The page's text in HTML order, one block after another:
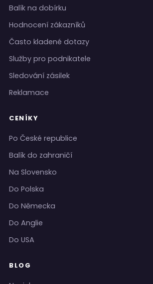
Balík na dobírku
Hodnocení zákazníků
Často kladené dotazy
Služby pro podnikatele
Sledování zásilek
Reklamace
CENÍKY
Po České republice
Balík do zahraničí
Na Slovensko
Do Polska
Do Německa
Do Anglie
Do USA
BLOG